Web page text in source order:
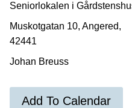
Seniorlokalen i
Muskotgatan 10, Angered,
42441
Johan Breuss
Add To Calendar